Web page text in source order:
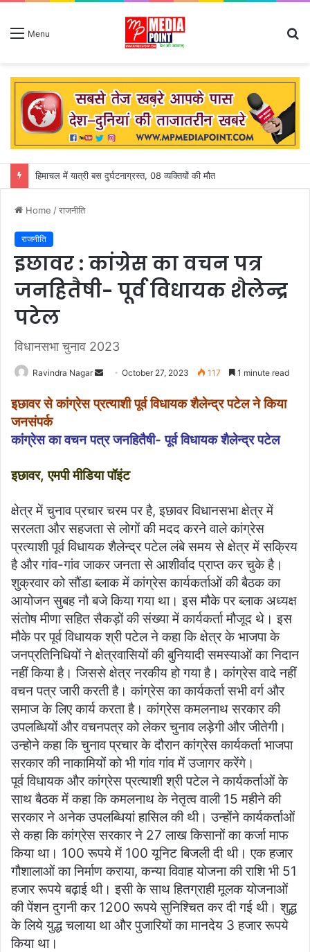
Menu
हिमाचल में यात्री बस दुर्घटनाग्रस्त, 08 व्यक्तियों की मौत
Home /राजनीति
राजनीति
इछावर : कांग्रेस का वचन पत्र
जनहितैषी- पूर्व विधायक शैलेन्द्र
पटेल
विधानसभा चुनाव 2023
Ravindra Nagar
n
a
e
a
October 27, 2023 117 1 minute read
इछावर से कांग्रेस प्रत्याशी पूर्व विधायक शैलेन्द्र पटेल ने किया
जनसंपर्क
कांग्रेस का वचन पत्र जनहितैषी- पूर्व विधायक शैलेन्द्र पटेल
इछावर, एमपी मीडिया पॉइंट
क्षेत्र में चुनाव प्रचार चरम पर है, इछावर विधानसभा क्षेत्र में
सरलता और सहजता से लोगों की मदद करने वाले कांग्रेस
प्रत्याशी पूर्व विधायक शैलेन्द्र पटेल लंबे समय से क्षेत्र में सक्रिय
है और गांव-गांव जाकर जनता से आशीर्वाद प्राप्त कर चुके है।
शुक्रवार को सौंडा ब्लाक में कांग्रेस कार्यकर्ताओं की बैठक का
आयोजन सुबह नौ बजे किया गया था। इस मौके पर ब्लाक अध्यक्ष
संतोष मीणा सहित सैकड़ों की संख्या में कार्यकर्ता मौजूद थे। इस
मौके पर पूर्व विधायक श्री पटेल ने कहा कि क्षेत्र के भाजपा के
जनप्रतिनिधियों ने क्षेत्रवासियों की बुनियादी समस्याओं का निदान
नहीं किया है। जिससे क्षेत्र नरकीय हो गया है। कांग्रेस वादे नहीं
वचन पत्र जारी करती है। कांग्रेस का कार्यकर्ता सभी वर्ग और
समाज के लिए कार्य करता है। कांग्रेस कमलनाथ सरकार की
उपलब्धियों और वचनपत्र को लेकर चुनाव लड़ेगी और जीतेगी।
उन्होने कहा कि चुनाव प्रचार के दौरान कांग्रेस कार्यकर्ता भाजपा
सरकार की नाकामियों को भी गांव गांव में उजागर करेंगे।
पूर्व विधायक और कांग्रेस प्रत्याशी श्री पटेल ने कार्यकर्ताओं के
साथ बैठक में कहा कि कमलनाथ के नेतृत्व वाली 15 महीने की
सरकार ने अनेक उपलब्धियां हासिल की थी। उन्होंने कार्यकर्ताओं
से कहा कि कांग्रेस सरकार ने 27 लाख किसानों का कर्जा माफ
किया था। 100 रूपये में 100 यूनिट बिजली दी थी। एक हजार
गौशालाओं का निर्माण कराया, कन्या विवाह योजना की राशि भी 51
हजार रूपये बढ़ाई थी। इसी के साथ हितग्राही मूलक योजनाओं
की पेंशन दुगनी कर 1200 रूपये सुनिश्चित कर दी गई थी। शुद्ध
के लिये युद्ध चलाया था और पुजारियों का मानदेय 3 हजार रूपये
किया था।